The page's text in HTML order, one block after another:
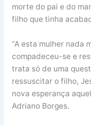
morte do pai e do
filho que tinha
“A esta mulher nada
compadeceu-se e
trata só de uma
ressuscitar o filho,
nova esperança
Adriano Borges.